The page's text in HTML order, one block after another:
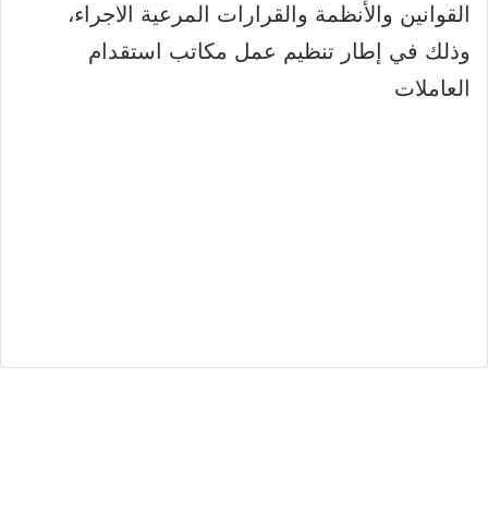
القوانين والأنظمة والقرارات المرعية الاجراء،
وذلك في إطار تنظيم عمل مكاتب استقدام
العاملات